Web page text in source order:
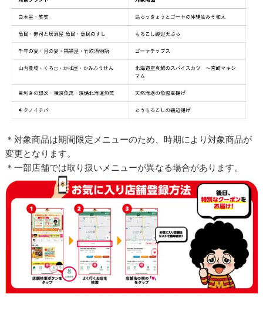
＊対象商品は期間限定メニューのため、時期により対象商品が
変更となります。
＊一部店舗では取り扱いメニューが異なる場合があります。